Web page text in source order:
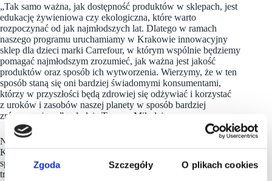
Zgoda Szczegóły O plikach cookies
„Tak samo ważna, jak dostępność produktów w sklepach, jest
edukację żywieniowa czy ekologiczna, które warto
rozpoczynać od jak najmłodszych lat. Dlatego w ramach
naszego programu uruchamiamy w Krakowie innowacyjny
sklep dla dzieci marki Carrefour, w którym wspólnie będziemy
pomagać najmłodszym zrozumieć, jak ważna jest jakość
produktów oraz sposób ich wytworzenia. Wierzymy, że w ten
sposób staną się oni bardziej świadomymi konsumentami,
którzy w przyszłości będą zdrowiej się odżywiać i korzystać
z uroków i zasobów naszej planety w sposób bardziej
zrównoważony” – dodaje Tomasz Mikołajec.
Nowy kids-shop
powstał w Smart Kids Planet, czyli
Krakowskim Centrum Mądrej Zabawy, które w unikalny
sposób łączy rozrywkę z edukacją, wypełniając lukę między
tradycyjnymi salami zabaw, a centrami nauki. Na powierzchni